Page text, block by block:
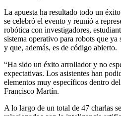
La apuesta ha resultado todo un
se celebró el evento y reunió a
robótica con investigadores,
sistema operativo para robots que
y que, además, es de código abierto.
“Ha sido un éxito arrollador y no
expectativas. Los asistentes han
elementos muy específicos dentro
Francisco Martín.
A lo largo de un total de 47 charlas